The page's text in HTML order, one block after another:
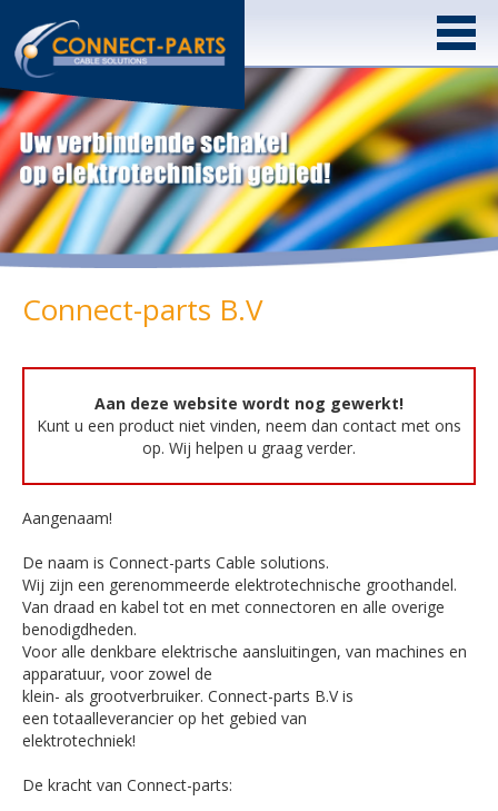
Connect-parts B.V
Aan deze website wordt nog gewerkt!
Kunt u een product niet vinden, neem dan contact met ons
op. Wij helpen u graag verder.
Aangenaam!
De naam is Connect-parts Cable solutions.
Wij zijn een gerenommeerde elektrotechnische groothandel.
Van draad en kabel tot en met connectoren en alle overige
benodigdheden.
Voor alle denkbare elektrische aansluitingen, van machines en
apparatuur, voor zowel de
klein- als grootverbruiker. Connect-parts B.V is
een totaalleverancier op het gebied van
elektrotechniek!
De kracht van Connect-parts: